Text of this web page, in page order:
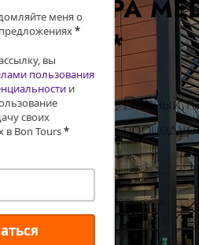
меня о
*
вы
пользования
и
своих
в Bon Tours*
UPA
4*
Полный
Дата:
Длительность